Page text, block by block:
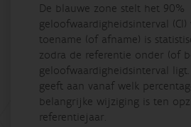
De blauwe zone stelt het 90%
geloofwaardigheidsinterval (CI)
toename (of afname) is
zodra de referentie onder (of
geloofwaardigheidsinterval
geeft aan vanaf welk
belangrijke wijziging is ten
referentiejaar.